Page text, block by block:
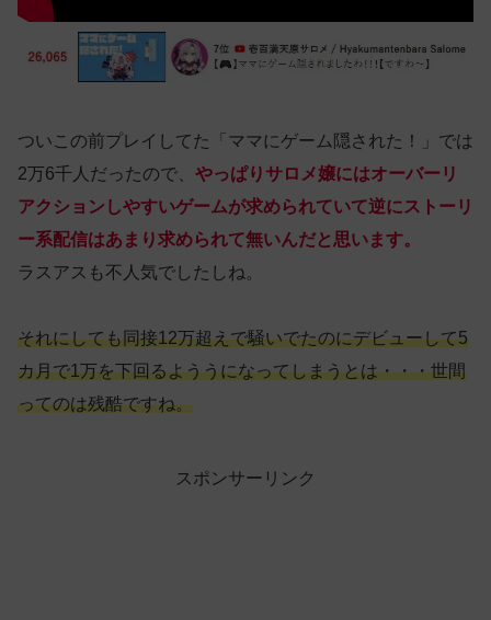
ついこの前プレイしてた「ママにゲーム隠された！」では
2万6千人だったので、 やっぱりサロメ嬢にはオーバーリ
アクションしやすいゲームが求められていて逆にストーリ
ー系配信はあまり求められて無いんだと思います。
ラスアスも不人気でしたしね。
それにしても同接12万超えで騒いでたのにデビューして5
カ月で1万を下回るよううになってしまうとは・・・世間
ってのは残酷ですね。
スポンサーリンク